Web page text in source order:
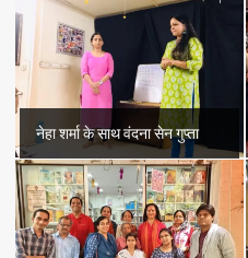
नेहा शर्मा के साथ वंदना सेन गुप्ता